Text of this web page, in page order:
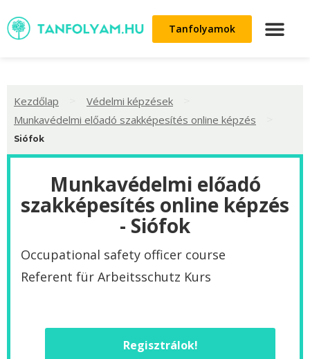
Tanfolyamok
Kezdőlap Védelmi képzések
Munkavédelmi előadó szakképesítés online képzés
Siófok
Munkavédelmi előadó
szakképesítés online képzés
- Siófok
Occupational safety officer course
Referent für Arbeitsschutz Kurs
Regisztrálok!